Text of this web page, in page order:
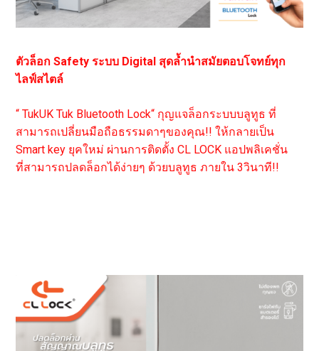
ตัวล็อก Safety ระบบ Digital สุดล้ำนำสมัยตอบโจทย์ทุก
ไลฟ์สไตล์
“ TukUK Tuk Bluetooth Lock“ กุญแจล็อกระบบบลูทูธ ที่
สามารถเปลี่ยนมือถือธรรมดาๆของคุณ!! ให้กลายเป็น
Smart key ยุคใหม่ ผ่านการติดตั้ง CL LOCK แอปพลิเคชั่น
ที่สามารถปลดล็อกได้ง่ายๆ ด้วยบลูทูธ ภายใน 3วินาที!!